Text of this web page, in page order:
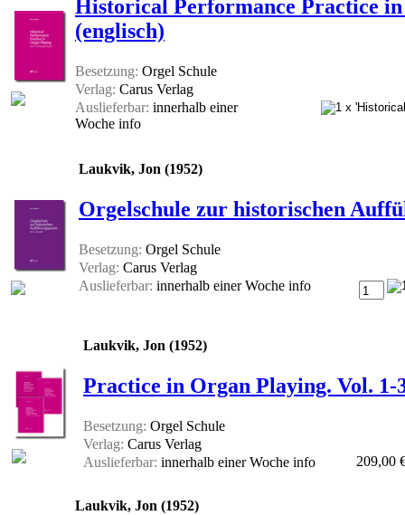
Historical Performance Practice
(englisch)
Besetzung: Orgel Schule
Verlag: Carus Verlag
Auslieferbar: innerhalb einer
Woche info
Laukvik, Jon (1952)
Orgelschule zur historischen
Besetzung: Orgel Schule
Verlag: Carus Verlag
Auslieferbar: innerhalb einer Woche info
Laukvik, Jon (1952)
Practice in Organ Playing. Vol. 1-
Besetzung: Orgel Schule
Verlag: Carus Verlag
Auslieferbar: innerhalb einer Woche info 209,00
Laukvik, Jon (1952)